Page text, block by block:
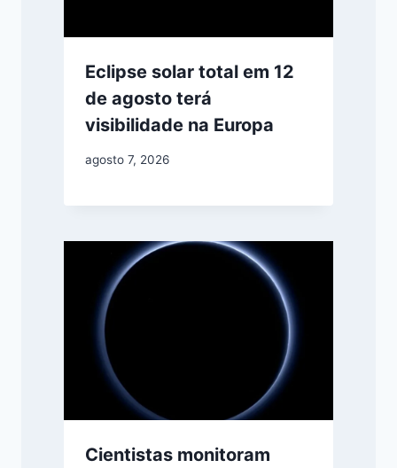
Eclipse solar total em 12
de agosto terá
visibilidade na Europa
agosto 7, 2026
Cientistas monitoram